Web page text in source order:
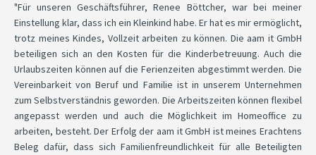
"Für unseren Geschäftsführer, Renee Böttcher, war bei meiner
Einstellung klar, dass ich ein Kleinkind habe. Er hat es mir ermöglicht,
trotz meines Kindes, Vollzeit arbeiten zu können. Die aam it GmbH
beteiligen sich an den Kosten für die Kinderbetreuung. Auch die
Urlaubszeiten können auf die Ferienzeiten abgestimmt werden. Die
Vereinbarkeit von Beruf und Familie ist in unserem Unternehmen
zum Selbstverständnis geworden. Die Arbeitszeiten können flexibel
angepasst werden und auch die Möglichkeit im Homeoffice zu
arbeiten, besteht. Der Erfolg der aam it GmbH ist meines Erachtens
Beleg dafür, dass sich Familienfreundlichkeit für alle Beteiligten